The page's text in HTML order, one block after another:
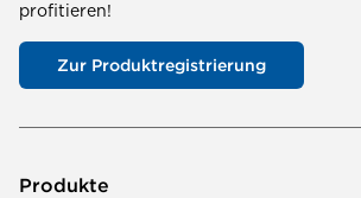
profitieren!
Zur Produktregistrierung
Produkte